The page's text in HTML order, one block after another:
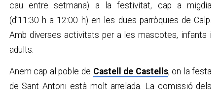
cau entre setmana) a la festivitat, cap a migdia
(d’11:30 h a 12:00 h) en les dues parròquies de Calp.
Amb diverses activitats per a les mascotes, infants i
adults.
Anem cap al poble de Castell de Castells, on la festa
de Sant Antoni està molt arrelada. La comissió dels